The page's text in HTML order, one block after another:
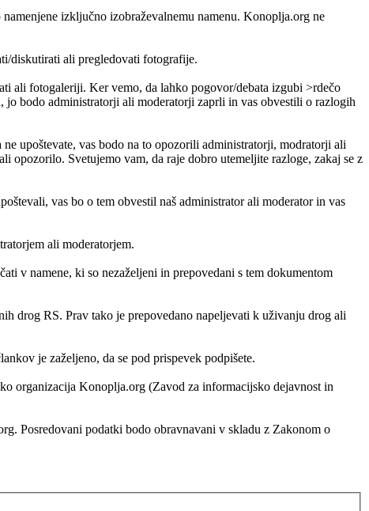
izključno izobraževalnemu namenu. Konoplja.org ne
diskutirati ali pregledovati fotografije.
ali fotogaleriji. Ker vemo, da lahko pogovor/debata izgubi >rdečo
bodo administratorji ali moderatorji zaprli in vas obvestili o razlogih
upoštevate, vas bodo na to opozorili administratorji, modratorji ali
opozorilo. Svetujemo vam, da raje dobro utemeljite razloge, zakaj se z
vas bo o tem obvestil naš administrator ali moderator in vas
ali moderatorjem.
v namene, ki so nezaželjeni in prepovedani s tem dokumentom
drog RS. Prav tako je prepovedano napeljevati k uživanju drog ali
je zaželjeno, da se pod prispevek podpišete.
organizacija Konoplja.org (Zavod za informacijsko dejavnost in
Posredovani podatki bodo obravnavani v skladu z Zakonom o